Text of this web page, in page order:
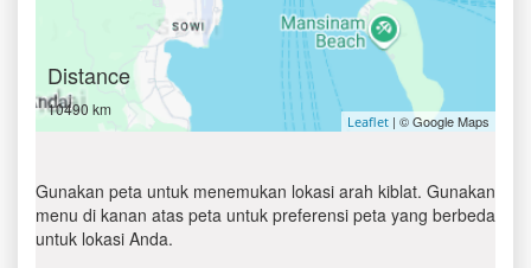
Distance
10490 km
Leaflet | © Google Maps
Gunakan peta untuk menemukan lokasi arah kiblat. Gunakan
menu di kanan atas peta untuk preferensi peta yang berbeda
untuk lokasi Anda.